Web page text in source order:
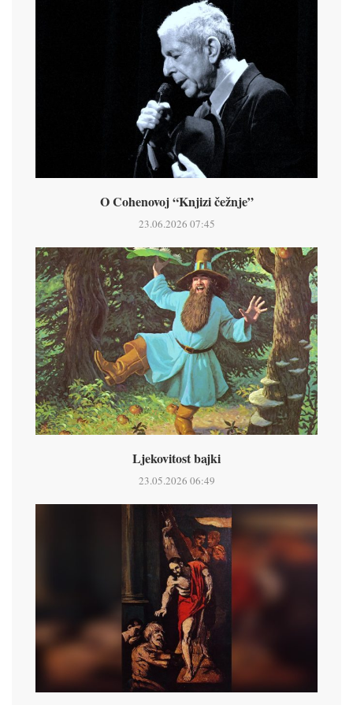
O Cohenovoj “Knjizi čežnje”
23.06.2026 07:45
Ljekovitost bajki
23.05.2026 06:49